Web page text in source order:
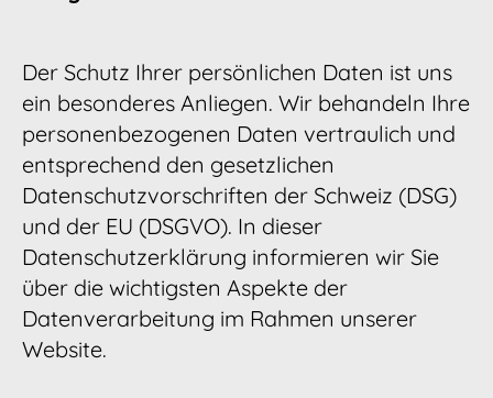
Der Schutz Ihrer persönlichen Daten ist uns
ein besonderes Anliegen. Wir behandeln Ihre
personenbezogenen Daten vertraulich und
entsprechend den gesetzlichen
Datenschutzvorschriften der Schweiz (DSG)
und der EU (DSGVO). In dieser
Datenschutzerklärung informieren wir Sie
über die wichtigsten Aspekte der
Datenverarbeitung im Rahmen unserer
Website.